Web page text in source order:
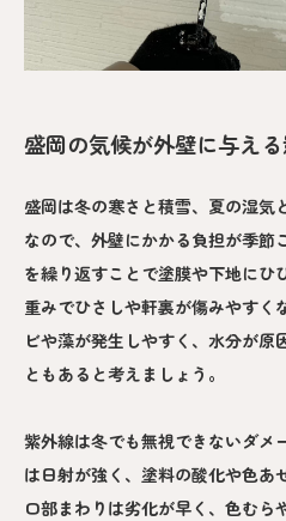
盛岡の気候が外壁に与え
盛岡は冬の寒さと積雪、夏の湿気
なので、外壁にかかる負担が季節
を繰り返すことで塗膜や下地にひ
重みでひさしや軒裏が傷みやすく
ビや藻が発生しやすく、水分が原
ともあると考えましょう。
紫外線は冬でも無視できないダメ
は日射が強く、塗料の酸化や色あ
口部まわりは劣化が早く、色むら